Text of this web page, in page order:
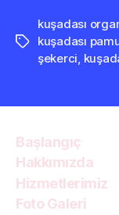
Etiketler
kuşadası
kuşadası
şekerci,
Başlangıç
Hakkımızda
Hizmetlerimiz
Foto Galeri